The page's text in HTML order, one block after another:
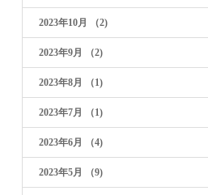
2023年10月 （2)
2023年9月 （2)
2023年8月 （1)
2023年7月 （1)
2023年6月 （4)
2023年5月 （9)